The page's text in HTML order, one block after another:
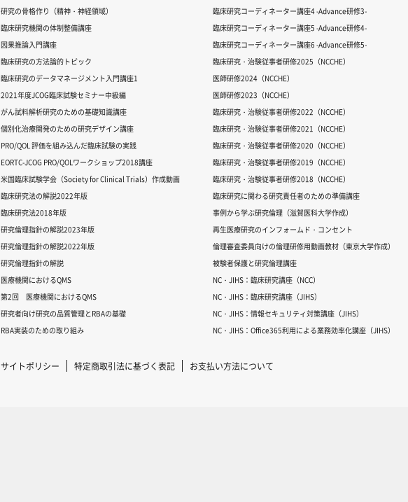
研究の骨格作り（精神・神経領域）
臨床研究機関の体制整備講座
因果推論入門講座
臨床研究の方法論的トピック
臨床研究のデータマネージメント入門講座1
2021年度JCOG臨床試験セミナー中級編
がん試料解析研究のための基礎知識講座
個別化治療開発のための研究デザイン講座
PRO/QOL 評価を組み込んだ臨床試験の実践
EORTC-JCOG PRO/QOLワークショップ2018講座
米国臨床試験学会（Society for Clinical Trials）作成動画
臨床研究法の解説2022年版
臨床研究法2018年版
研究倫理指針の解説2023年版
研究倫理指針の解説2022年版
研究倫理指針の解説
医療機関におけるQMS
第2回 医療機関におけるQMS
研究者向け研究の品質管理とRBAの基礎
RBA実装のための取り組み
臨床研究コーディネーター講座4 -Advance研修3-
臨床研究コーディネーター講座5 -Advance研修4-
臨床研究コーディネーター講座6 -Advance研修5-
臨床研究・治験従事者研修2025（NCCHE）
医師研修2024（NCCHE）
医師研修2023（NCCHE）
臨床研究・治験従事者研修2022（NCCHE）
臨床研究・治験従事者研修2021（NCCHE）
臨床研究・治験従事者研修2020（NCCHE）
臨床研究・治験従事者研修2019（NCCHE）
臨床研究・治験従事者研修2018（NCCHE）
臨床研究に関わる研究責任者のための準備講座
事例から学ぶ研究倫理（滋賀医科大学作成）
再生医療研究のインフォームド・コンセント
倫理審査委員向けの倫理研修用動画教材（東京大学作成）
被験者保護と研究倫理講座
NC・JIHS：臨床研究講座（NCC）
NC・JIHS：臨床研究講座（JIHS）
NC・JIHS：情報セキュリティ対策講座（JIHS）
NC・JIHS：Office365利用による業務効率化講座（JIHS）
サイトポリシー 特定商取引法に基づく表記 お支払い方法について